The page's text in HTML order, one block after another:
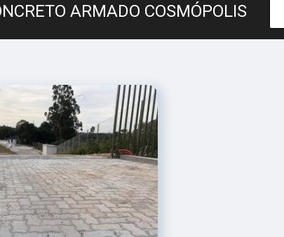
ARMADO COSMÓPOLIS